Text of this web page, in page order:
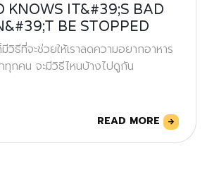
KNOWS IT&#39;S BAD
BE STOPPED
ธีที่จะช่วยให้เราลดความอยากอาหาร
กคน จะมีวิธีไหนบ้างไปดูกัน
READ MORE